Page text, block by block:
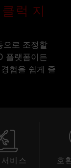
럭 지
으로 조정할
플랫폼이든
험을 쉽게 즐
비스 호